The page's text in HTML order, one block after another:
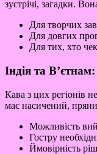
зустрічі, загадки.
Для творчих
Для довгих
Для тих, хто
Індія та
Кава з цих регіонів
має насичений,
Можливість
Гостру
Ймовірність